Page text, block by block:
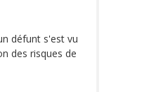
défunt s'est vu
des risques de